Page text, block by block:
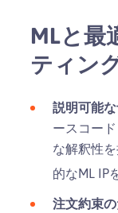
MLと最
ティン
説明可能な
ースコー
な解釈性
的なML IP
注文約束の